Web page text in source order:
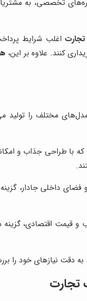
تخصصی، به
اغلب شرایط
کنند. علاوه بر این،
مدل‌های مختلف را
با طراحی جذاب و
داخلی جادار،
مناسب و قیمت
دقت نیازهای خود را
تجارت